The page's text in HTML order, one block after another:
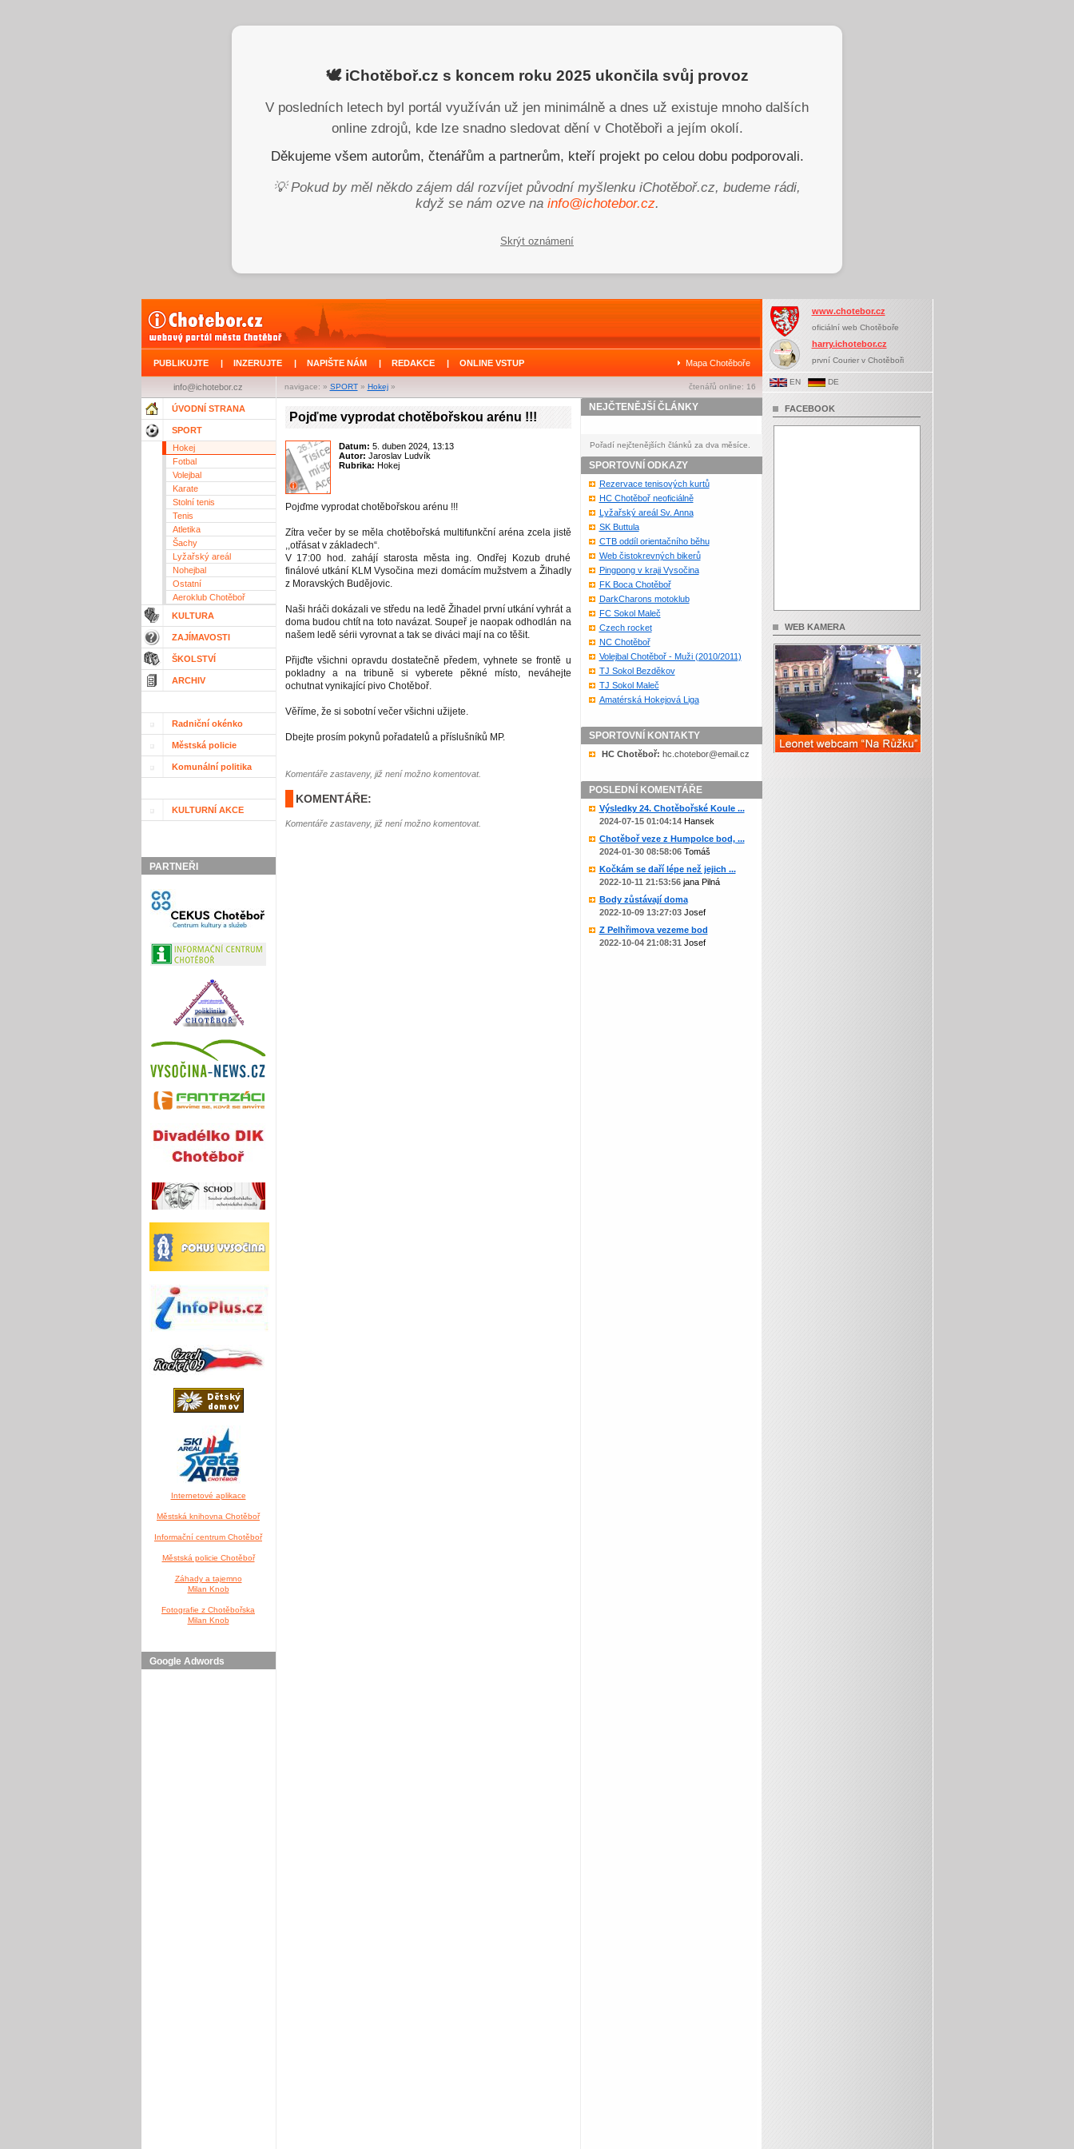
🕊️ iChotěboř.cz s koncem roku 2025 ukončila svůj provoz
V posledních letech byl portál využíván už jen minimálně a dnes už existuje mnoho dalších
online zdrojů, kde lze snadno sledovat dění v Chotěboři a jejím okolí.
Děkujeme všem autorům, čtenářům a partnerům, kteří projekt po celou dobu podporovali.
💡 Pokud by měl někdo zájem dál rozvíjet původní myšlenku iChotěboř.cz, budeme rádi,
když se nám ozve na info@ichotebor.cz.
Skrýt oznámení
PUBLIKUJTE | INZERUJTE | NAPIŠTE NÁM | REDAKCE | ONLINE VSTUP Mapa Chotěboře
navigace: » SPORT» Hokej» čtenářů online: 16
info@ichotebor.cz
ÚVODNÍ STRANA
SPORT
Hokej
Fotbal
Volejbal
Karate
Stolní tenis
Tenis
Atletika
Šachy
Lyžařský areál
Nohejbal
Ostatní
Aeroklub Chotěboř
KULTURA
ZAJÍMAVOSTI
ŠKOLSTVÍ
ARCHIV
Radniční okénko
Městská policie
Komunální politika
KULTURNÍ AKCE
PARTNEŘI
Internetové aplikace
Městská knihovna Chotěboř
Informační centrum Chotěboř
Městská policie Chotěboř
Záhady a tajemno
Milan Knob
Fotografie z Chotěbořska
Milan Knob
Google Adwords
Pojďme vyprodat chotěbořskou arénu !!!
Datum: 5. duben 2024, 13:13
Autor: Jaroslav Ludvík
Rubrika: Hokej
Pojďme vyprodat chotěbořskou arénu !!!
Zítra večer by se měla chotěbořská multifunkční aréna zcela jistě
,,otřásat v základech“.
V 17:00 hod. zahájí starosta města ing. Ondřej Kozub druhé
finálové utkání KLM Vysočina mezi domácím mužstvem a Žihadly
z Moravských Budějovic.
Naši hráči dokázali ve středu na ledě Žihadel první utkání vyhrát a
doma budou chtít na toto navázat. Soupeř je naopak odhodlán na
našem ledě sérii vyrovnat a tak se diváci mají na co těšit.
Přijďte všichni opravdu dostatečně předem, vyhnete se frontě u
pokladny a na tribuně si vyberete pěkné místo, neváhejte
ochutnat vynikající pivo Chotěboř.
Věříme, že si sobotní večer všichni užijete.
Dbejte prosím pokynů pořadatelů a příslušníků MP.
Komentáře zastaveny, již není možno komentovat.
KOMENTÁŘE:
Komentáře zastaveny, již není možno komentovat.
NEJČTENĚJŠÍ ČLÁNKY
Pořadí nejčtenějších článků za dva měsíce.
SPORTOVNÍ ODKAZY
Rezervace tenisových kurtů
HC Chotěboř neoficiálně
Lyžařský areál Sv. Anna
SK Buttula
CTB oddíl orientačního běhu
Web čistokrevných bikerů
Pingpong v kraji Vysočina
FK Boca Chotěboř
DarkCharons motoklub
FC Sokol Maleč
Czech rocket
NC Chotěboř
Volejbal Chotěboř - Muži (2010/2011)
TJ Sokol Bezděkov
TJ Sokol Maleč
Amatérská Hokejová Liga
SPORTOVNÍ KONTAKTY
HC Chotěboř: zc.liame@robetohc.ch
POSLEDNÍ KOMENTÁŘE
Výsledky 24. Chotěbořské Koule ...
2024-07-15 01:04:14Hansek
Chotěboř veze z Humpolce bod, ...
2024-01-30 08:58:06Tomáš
Kočkám se daří lépe než jejich ...
2022-10-11 21:53:56jana Pilná
Body zůstávají doma
2022-10-09 13:27:03Josef
Z Pelhřimova vezeme bod
2022-10-04 21:08:31 Josef
www.chotebor.cz
oficiální web Chotěboře
harry.ichotebor.cz
první Courier v Chotěboři
EN DE
FACEBOOK
WEB KAMERA